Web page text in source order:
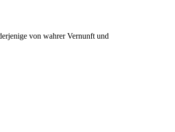
von wahrer Vernunft und